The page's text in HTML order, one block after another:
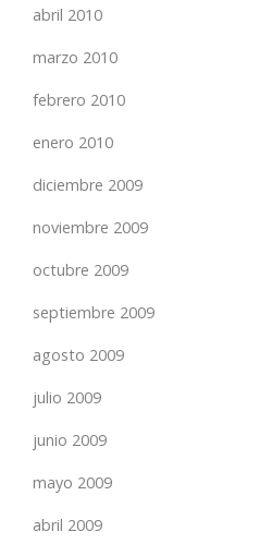
abril 2010
marzo 2010
febrero 2010
enero 2010
diciembre 2009
noviembre 2009
octubre 2009
septiembre 2009
agosto 2009
julio 2009
junio 2009
mayo 2009
abril 2009